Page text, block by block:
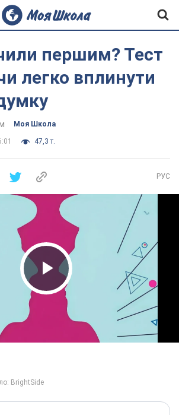
першим? Тест
легко вплинути
Моя Школа
47,3 т.
РУС
Play Video